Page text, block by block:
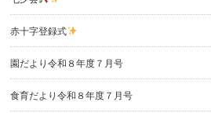
赤十字登録式
園だより令和８年度７月号
食育だより令和８年度７月号